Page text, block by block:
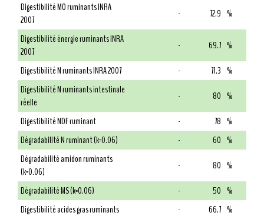
Digestibilité MO ruminants INRA
2007
- 72.9 %
Digestibilité énergie ruminants INRA
2007
- 69.7 %
Digestibilité N ruminants INRA 2007
- 71.3 %
Digestibilité N ruminants intestinale
réelle
- 80 %
Digestibilité NDF ruminant
- 78 %
Dégradabilité N ruminant (k=0.06)
- 60 %
Dégradabilité amidon ruminants
(k=0.06)
- 80 %
Dégradabilité MS (k=0.06)
- 50 %
Digestibilité acides gras ruminants
- 66.7 %